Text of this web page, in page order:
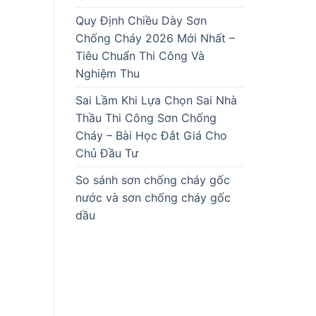
Quy Định Chiều Dày Sơn
Chống Cháy 2026 Mới Nhất –
Tiêu Chuẩn Thi Công Và
Nghiệm Thu
Sai Lầm Khi Lựa Chọn Sai Nhà
Thầu Thi Công Sơn Chống
Cháy – Bài Học Đắt Giá Cho
Chủ Đầu Tư
So sánh sơn chống cháy gốc
nước và sơn chống cháy gốc
dầu